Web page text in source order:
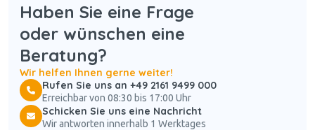
Haben Sie eine Frage
oder wünschen eine
Beratung?
Wir helfen Ihnen gerne weiter!
Rufen Sie uns an +49 2161 9499 000
Erreichbar von 08:30 bis 17:00 Uhr
Schicken Sie uns eine Nachricht
Wir antworten innerhalb 1 Werktages